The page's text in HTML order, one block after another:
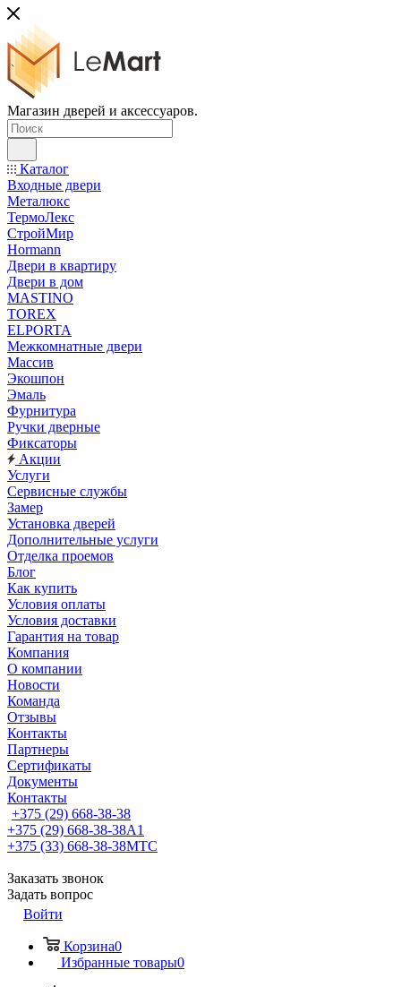
Магазин дверей и аксессуаров.
Каталог
Входные двери
Металюкс
ТермоЛекс
СтройМир
Hormann
Двери в квартиру
Двери в дом
MASTINO
TOREX
ELPORTA
Межкомнатные двери
Массив
Экошпон
Эмаль
Фурнитура
Ручки дверные
Фиксаторы
Акции
Услуги
Сервисные службы
Замер
Установка дверей
Дополнительные услуги
Отделка проемов
Блог
Как купить
Условия оплаты
Условия доставки
Гарантия на товар
Компания
О компании
Новости
Команда
Отзывы
Контакты
Партнеры
Сертификаты
Документы
Контакты
+375 (29) 668-38-38
+375 (29) 668-38-38A1
+375 (33) 668-38-38МТС
Заказать звонок
Задать вопрос
Войти
Корзина0
Избранные товары0